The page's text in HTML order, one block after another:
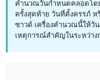
คำนวณวันกำหนดคลอดโ
ครั้งสุดท้าย วันที่ตั้งครรภ์
ซาวด์ เครื่องคำนวณนี้ให้
เหตุการณ์สำคัญในระหว่าง